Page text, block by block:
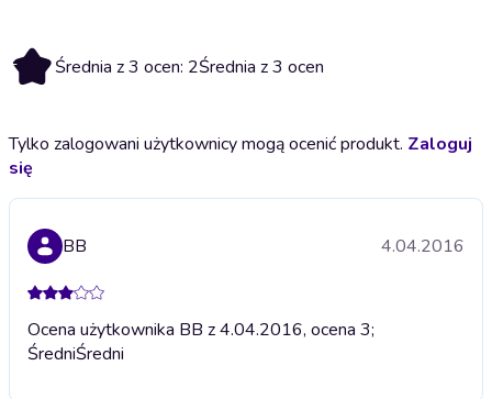
2 Średnia z 3 ocen: 2Średnia z 3 ocen
Tylko zalogowani użytkownicy mogą ocenić produkt. Zaloguj
się
BB 4.04.2016
Ocena użytkownika BB z 4.04.2016, ocena 3;
ŚredniŚredni